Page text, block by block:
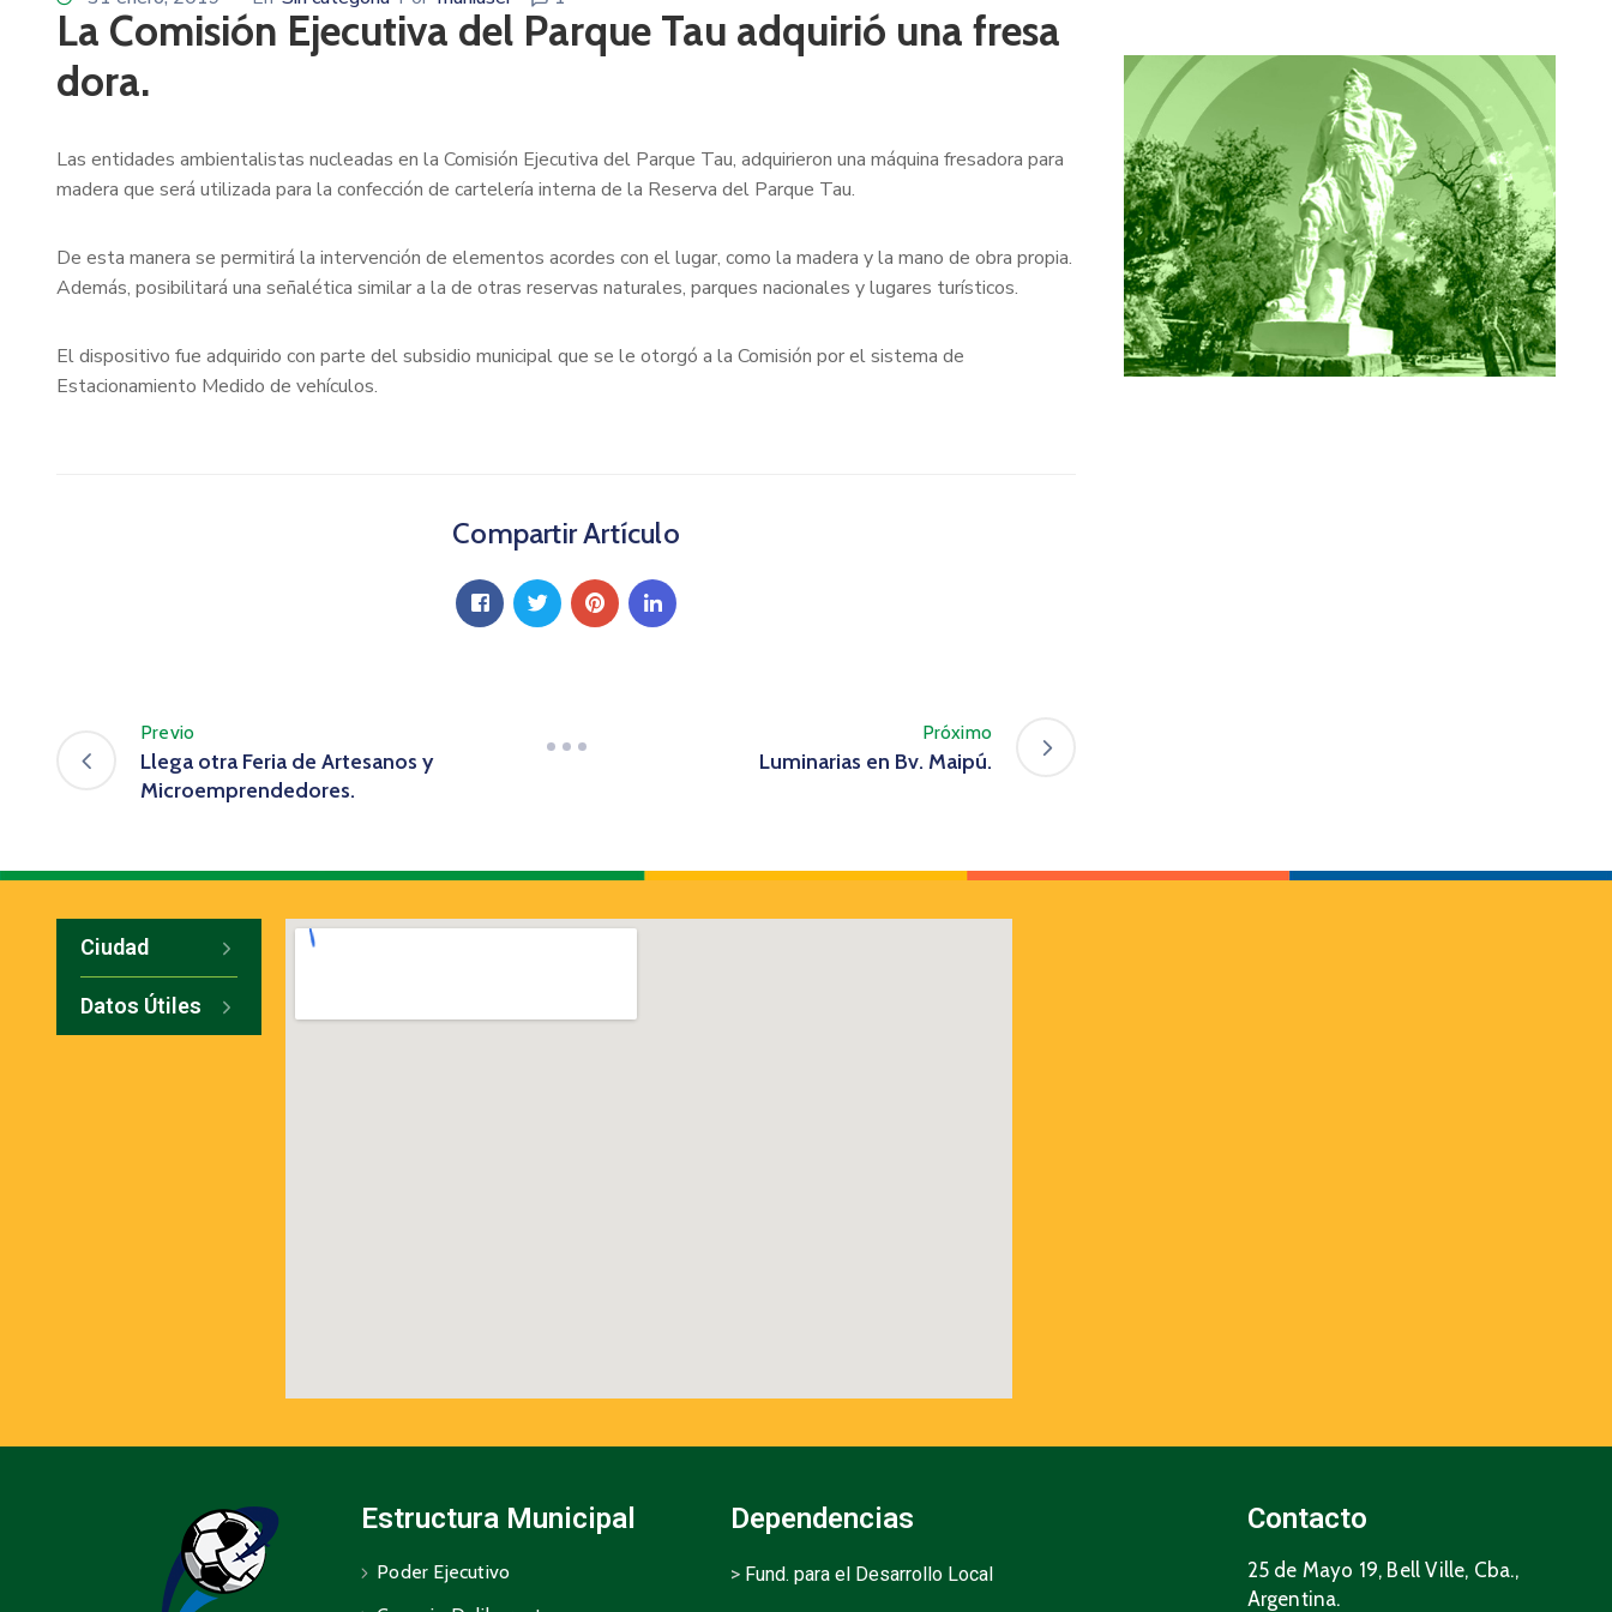
La Comisión Ejecutiva del Parque Tau adquirió una fresa
dora.
Las entidades ambientalistas nucleadas en la Comisión Ejecutiva del Parque Tau, adquirieron una máquina fresadora para
madera que será utilizada para la confección de cartelería interna de la Reserva del Parque Tau.
De esta manera se permitirá la intervención de elementos acordes con el lugar, como la madera y la mano de obra propia.
Además, posibilitará una señalética similar a la de otras reservas naturales, parques nacionales y lugares turísticos.
El dispositivo fue adquirido con parte del subsidio municipal que se le otorgó a la Comisión por el sistema de
Estacionamiento Medido de vehículos.
Compartir Artículo
Previo
Llega otra Feria de Artesanos y
Microemprendedores.
Próximo
Luminarias en Bv. Maipú.
Ciudad
Datos Útiles
Estructura Municipal
Poder Ejecutivo
Dependencias
> Fund. para el Desarrollo Local
Contacto
25 de Mayo 19, Bell Ville, Cba.,
Argentina.